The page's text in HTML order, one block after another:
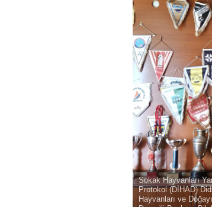
Sokak Hayvanları
Protokol (DİHAD)
Hayvanları ve